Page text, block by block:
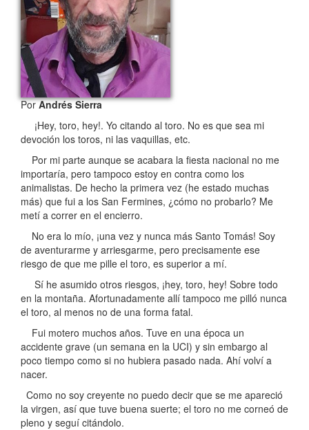
PorAndrés Sierra
¡Hey, toro, hey!. Yo citando al toro. No es que sea mi
devoción los toros, ni las vaquillas, etc.
Por mi parte aunque se acabara la fiesta nacional no me
importaría, pero tampoco estoy en contra como los
animalistas. De hecho la primera vez (he estado muchas
más) que fui a los San Fermines, ¿cómo no probarlo? Me
metí a correr en el encierro.
No era lo mío, ¡una vez y nunca más Santo Tomás! Soy
de aventurarme y arriesgarme, pero precisamente ese
riesgo de que me pille el toro, es superior a mí.
Sí he asumido otros riesgos, ¡hey, toro, hey! Sobre todo
en la montaña. Afortunadamente allí tampoco me pilló nunca
el toro, al menos no de una forma fatal.
Fui motero muchos años. Tuve en una época un
accidente grave (un semana en la UCI) y sin embargo al
poco tiempo como si no hubiera pasado nada. Ahí volví a
nacer.
Como no soy creyente no puedo decir que se me apareció
la virgen, así que tuve buena suerte; el toro no me corneó de
pleno y seguí citándolo.